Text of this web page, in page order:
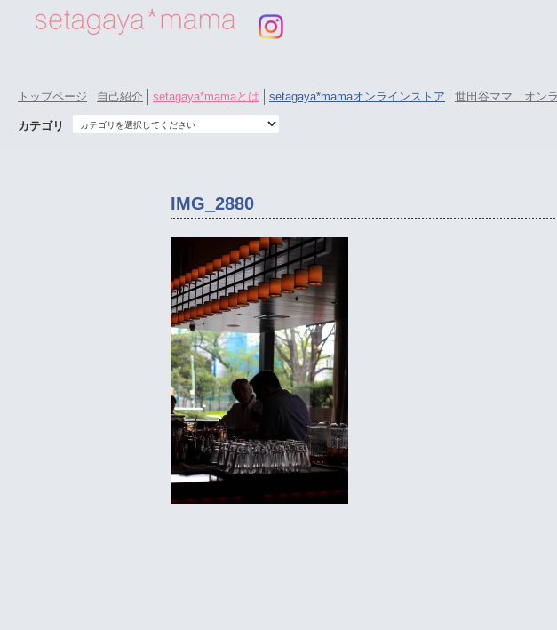
トップページ 自己紹介 setagaya*mamaとは setagaya*mamaオンラインストア 世田谷ママ オン
カテゴリ
IMG_2880